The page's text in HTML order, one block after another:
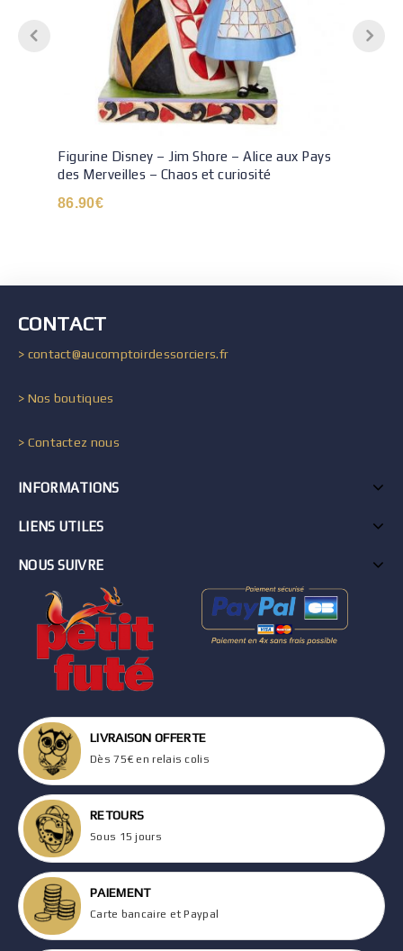
Figurine Disney – Jim Shore – Alice aux Pays
des Merveilles – Chaos et curiosité
86.90€
CONTACT
> contact@aucomptoirdessorciers.fr
> Nos boutiques
> Contactez nous
INFORMATIONS
LIENS UTILES
NOUS SUIVRE
LIVRAISON OFFERTE
Dès 75€ en relais colis
RETOURS
Sous 15 jours
PAIEMENT
Carte bancaire et Paypal